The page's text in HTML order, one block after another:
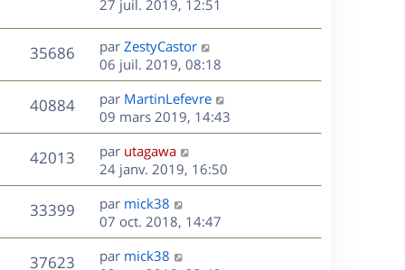
e
s
a
g
e
m
e
s
s
a
g
e
e
i
r
m
e
s
s
a
g
e
u
e
i
e
r
m
e
s
s
a
g
e
27 juil. 2019, 12:51
35686V
u
s
D
e
r
n
i
e
r
m
e
s
s
a
g
par ZestyCastor
06 juil. 2019, 08:18
40884V
u
e
s
D
e
r
n
i
e
r
m
e
s
par MartinLefevre
09 mars 2019, 14:43
42013V
u
s
D
e
r
n
i
e
r
par utagawa
24 janv. 2019, 16:50
33399V
u
D
e
r
n
par mick38
07 oct. 2018, 14:47
37623V
D
par mick38